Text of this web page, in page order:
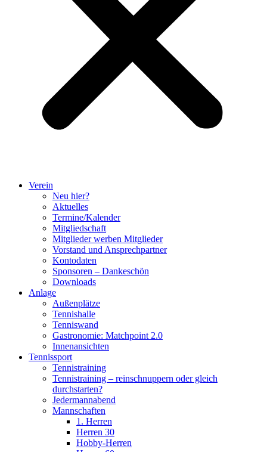
Verein
Neu hier?
Aktuelles
Termine/Kalender
Mitgliedschaft
Mitglieder werben Mitglieder
Vorstand und Ansprechpartner
Kontodaten
Sponsoren – Dankeschön
Downloads
Anlage
Außenplätze
Tennishalle
Tenniswand
Gastronomie: Matchpoint 2.0
Innenansichten
Tennissport
Tennistraining
Tennistraining – reinschnuppern oder gleich
durchstarten?
Jedermannabend
Mannschaften
1. Herren
Herren 30
Hobby-Herren